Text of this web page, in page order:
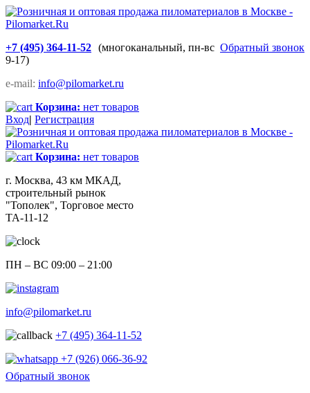
+7 (495) 364-11-52 Обратный звонок
(многоканальный, пн-вс
9-17)
e-mail: info@pilomarket.ru
Корзина: нет товаров
Вход| Регистрация
Корзина: нет товаров
г. Москва, 43 км МКАД,
строительный рынок
"Тополек", Торговое место
ТА-11-12
ПН – ВС 09:00 – 21:00
info@pilomarket.ru
+7 (495) 364-11-52
+7 (926) 066-36-92
Обратный звонок